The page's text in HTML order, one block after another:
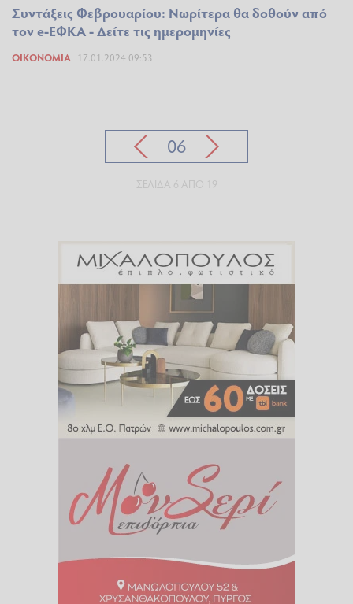
Συντάξεις Φεβρουαρίου: Νωρίτερα θα δοθούν από
τον e-ΕΦΚΑ - Δείτε τις ημερομηνίες
ΟΙΚΟΝΟΜΊΑ 17.01.2024 09:53
06
ΣΕΛΊΔΑ 6 ΑΠΌ 19